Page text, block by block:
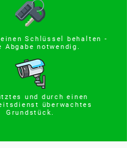
Schlüssel behalten -
Abgabe notwendig.
und durch einen
überwachtes
Grundstück.